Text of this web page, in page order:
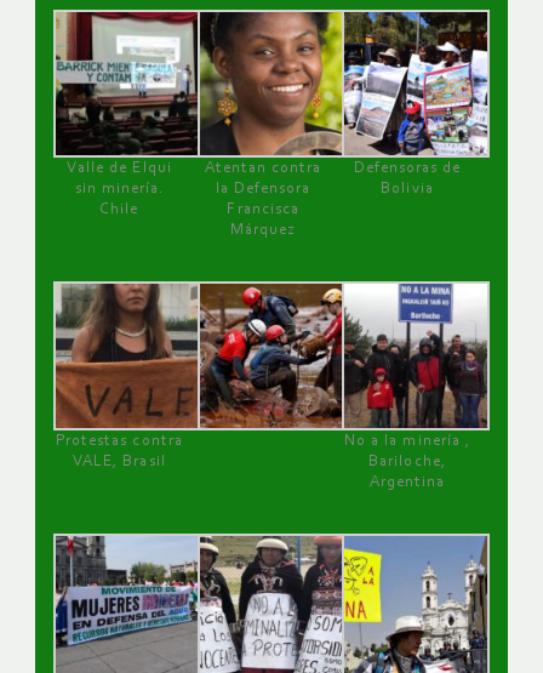
Valle de Elqui
sin minería.
Chile
Atentan contra
la Defensora
Francisca
Márquez
Defensoras de
Bolivia
Protestas contra
VALE, Brasil
No a la minería ,
Bariloche,
Argentina